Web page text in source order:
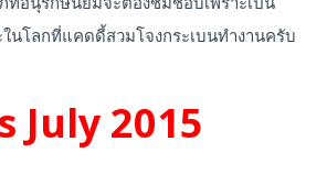
นโลกที่แคดดี้สวมโจงกระเบนทำงานครับ
July 2015